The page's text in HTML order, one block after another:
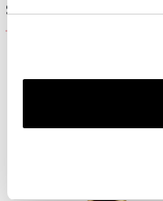
Sada výrobků